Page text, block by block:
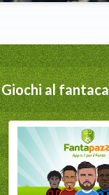
Giochi al